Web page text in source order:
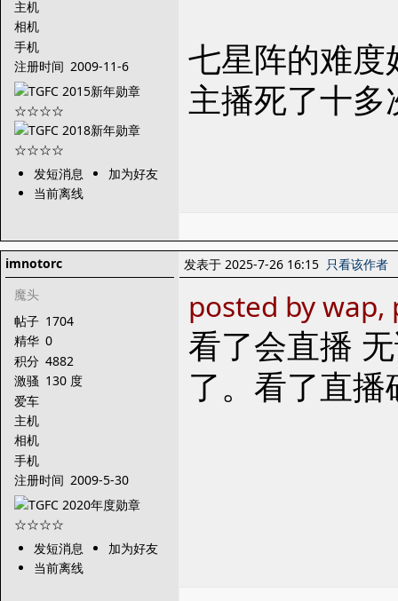
主机
相机
手机
注册时间 2009-11-6
发短消息
加为好友
当前离线
七星阵的难
主播死了十多
imnotorc
魔头
帖子 1704
精华 0
积分 4882
激骚 130 度
爱车
主机
相机
手机
注册时间 2009-5-30
发短消息
加为好友
当前离线
发表于 2025-7-26 16:15 只看该作者
posted by
看了会直播
了。看了直